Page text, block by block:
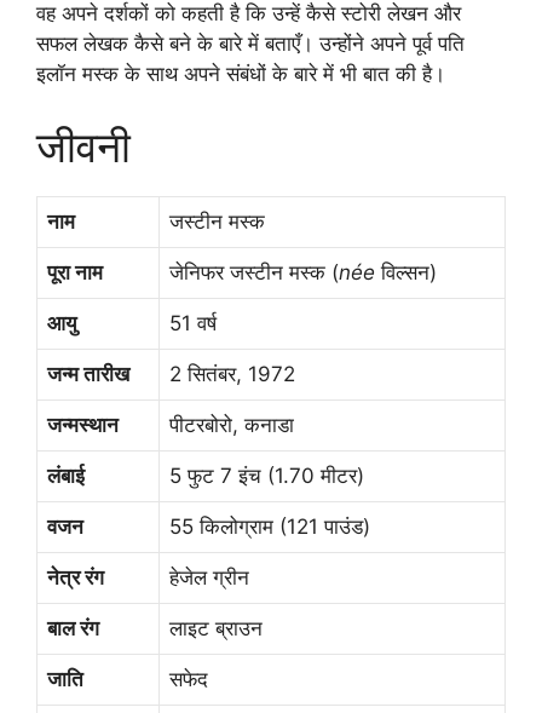
वह अपने दर्शकों को कहती है कि उन्हें कैसे स्टोरी लेखन और
सफल लेखक कैसे बने के बारे में बताएँ। उन्होंने अपने पूर्व पति
इलॉन मस्क के साथ अपने संबंधों के बारे में भी बात की है।
जीवनी
नाम जस्टीन मस्क
पूरा नाम जेनिफर जस्टीन मस्क (née विल्सन)
आयु 51 वर्ष
जन्म तारीख 2 सितंबर, 1972
जन्मस्थान पीटरबोरो, कनाडा
लंबाई 5 फुट 7 इंच (1.70 मीटर)
वजन 55 किलोग्राम (121 पाउंड)
नेत्र रंग हेजेल ग्रीन
बाल रंग लाइट ब्राउन
जाति सफेद